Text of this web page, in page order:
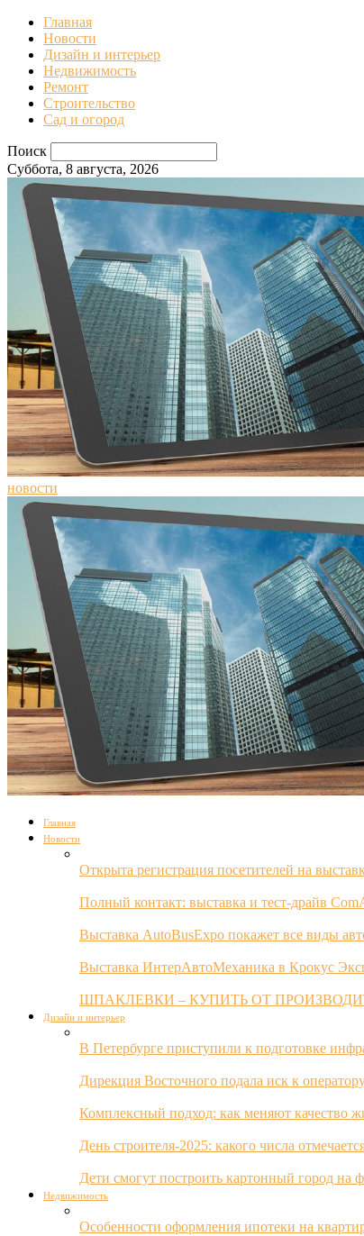
Главная
Новости
Дизайн и интерьер
Недвижимость
Ремонт
Строительство
Сад и огород
Поиск
Суббота, 8 августа, 2026
новости
Главная
Новости
Открыта регистрация посетителей на
Полный контакт: выставка и тест-драйв
Выставка AutoBusExpo покажет все виды
Выставка ИнтерАвтоМеханика в Крокус
ШПАКЛЕВКИ – КУПИТЬ ОТ
Дизайн и интерьер
В Петербурге приступили к подготовке
Дирекция Восточного подала иск к
Комплексный подход: как меняют качество
День строителя-2025: какого числа
Дети смогут построить картонный город на
Недвижимость
Особенности оформления ипотеки на